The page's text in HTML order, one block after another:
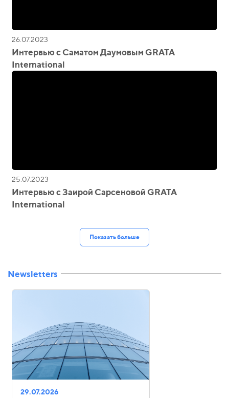
26.07.2023
Интервью с Саматом Даумовым GRATA
International
25.07.2023
Интервью с Заирой Сарсеновой GRATA
International
Показать больше
Newsletters
29.07.2026